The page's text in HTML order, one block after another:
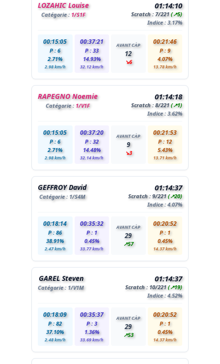
LOZAHIC Louise
Catégorie : 1/S1F
01:14:10
Scratch : 7/221(↗5)
Indice : 3.17%
00:15:05
P : 6
2.71%
2.98 km/h
00:37:21
P : 33
14.93%
32.12 km/h
AVANT CÀP
12
↘6
00:21:46
P : 9
4.07%
13.78 km/h
RAPEGNO Noemie
Catégorie : 1/V1F
01:14:18
Scratch : 8/221(↗1)
Indice : 3.62%
00:15:05
P : 6
2.71%
2.98 km/h
00:37:20
P : 32
14.48%
32.14 km/h
AVANT CÀP
9
↘3
00:21:53
P : 12
5.43%
13.71 km/h
GEFFROY David
Catégorie : 1/S4M
01:14:37
Scratch : 9/221(↗20)
Indice : 4.07%
00:18:14
P : 86
38.91%
2.47 km/h
00:35:32
P : 1
0.45%
33.77 km/h
AVANT CÀP
29
↗57
00:20:52
P : 1
0.45%
14.37 km/h
GAREL Steven
Catégorie : 1/V1M
01:14:37
Scratch : 10/221(↗19)
Indice : 4.52%
00:18:09
P : 82
37.10%
2.48 km/h
00:35:37
P : 3
1.36%
33.69 km/h
AVANT CÀP
29
↗53
00:20:52
P : 1
0.45%
14.37 km/h